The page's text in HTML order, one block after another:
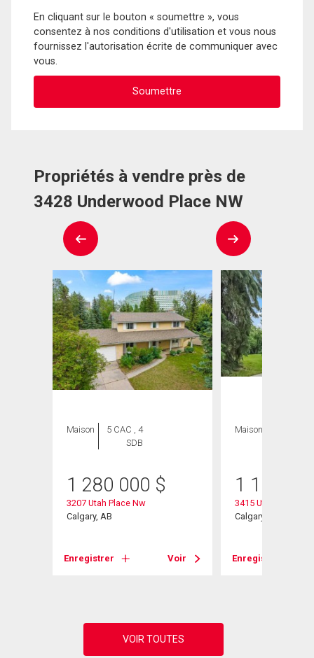
En cliquant sur le bouton « soumettre », vous
consentez à nos conditions d'utilisation et vous nous
fournissez l'autorisation écrite de communiquer avec
vous.
Propriétés à vendre près de
3428 Underwood Place NW
Maison
5 CAC , 4
SDB
1 280 000 $
3207 Utah Place Nw
Calgary, AB
Enregistrer Voir
Maison
1 100
3415 Utah
Calgary, AB
Enregistrer